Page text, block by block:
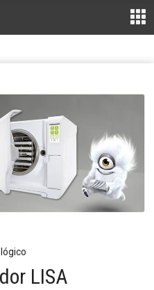
LISA